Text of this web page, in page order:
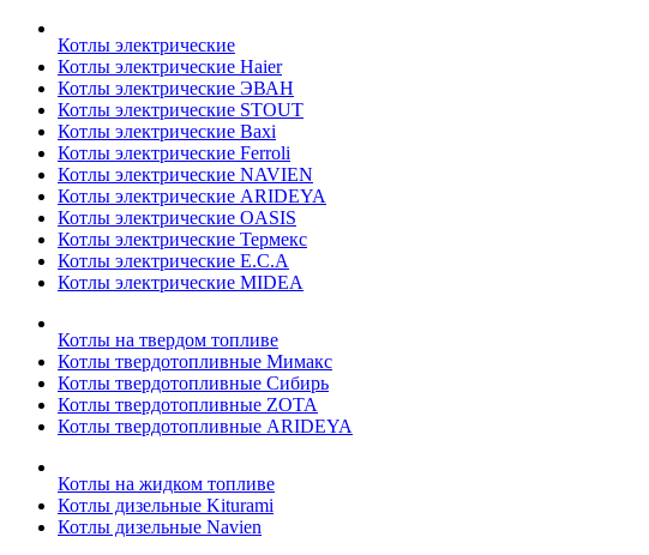
Котлы электрические
Котлы электрические Haier
Котлы электрические ЭВАН
Котлы электрические STOUT
Котлы электрические Baxi
Котлы электрические Ferroli
Котлы электрические NAVIEN
Котлы электрические ARIDEYA
Котлы электрические OASIS
Котлы электрические Термекс
Котлы электрические E.C.A
Котлы электрические MIDEA
Котлы на твердом топливе
Котлы твердотопливные Мимакс
Котлы твердотопливные Сибирь
Котлы твердотопливные ZOTA
Котлы твердотопливные ARIDEYA
Котлы на жидком топливе
Котлы дизельные Kiturami
Котлы дизельные Navien